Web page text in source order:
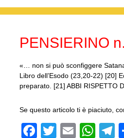
b
o
A
p
a
PENSIERINO
«… non si può sconfiggere
Libro dell’Esodo (23,20-22) [20]
preparato. [21] ABBI RISPETTO
Se questo articolo ti è piaciuto,
F
T
E
W
T